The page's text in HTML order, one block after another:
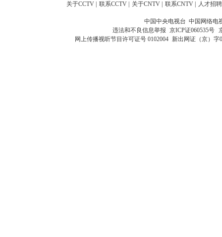
关于CCTV 联系CCTV 关于CNTV 联系CNTV 人才招聘
中国中央电视台 中国网络电
违法和不良信息举报 京ICP证060535号
网上传播视听节目许可证号 0102004 新出网证（京）